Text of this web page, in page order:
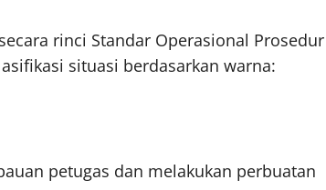
rinci Standar Operasional Prosedur
situasi berdasarkan warna:
petugas dan melakukan perbuatan